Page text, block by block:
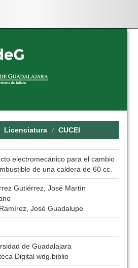
Licenciatura CUCEI
electromecánico para el cambio
de una caldera de 60 cc.
Gutiérrez, José Martín
José Guadalupe
de Guadalajara
Digital wdg.biblio